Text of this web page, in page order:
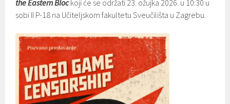
the Eastern Blockoji će se održati 23. ožujka 2026. u 10:30 u
sobi II P-18 na Učiteljskom fakultetu Sveučilišta u Zagrebu.